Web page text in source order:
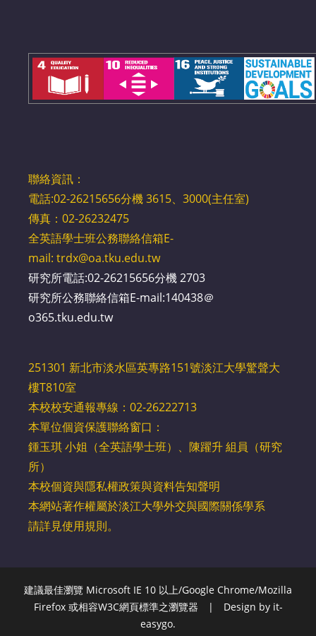
聯絡資訊：
電話:02-26215656分機 3615、3000(主任室)
傳真：02-26232475
全英語學士班公務聯絡信箱E-
mail: trdx@oa.tku.edu.tw
研究所電話:02-26215656分機 2703
研究所公務聯絡信箱E-mail:140438＠
o365.tku.edu.tw
251301 新北市淡水區英專路151號淡江大學驚聲大
樓T810室
本校校安通報專線：02-26222713
本單位個資保護聯絡窗口：
鍾玉琪 小姐（全英語學士班）、陳躍升 組員（研究
所）
本校個資與隱私權政策與資料告知聲明
本網站著作權屬於淡江大學外交與國際關係學系
請詳見使用規則。
建議最佳瀏覽 Microsoft IE 10 以上/Google Chrome/Mozilla
Firefox 或相容W3C網頁標準之瀏覽器 | Design by it-
easygo.